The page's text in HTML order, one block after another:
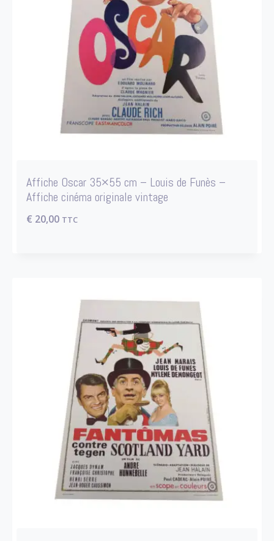
Affiche Oscar 35×55 cm – Louis de Funès –
Affiche cinéma originale vintage
€ 20,00 TTC